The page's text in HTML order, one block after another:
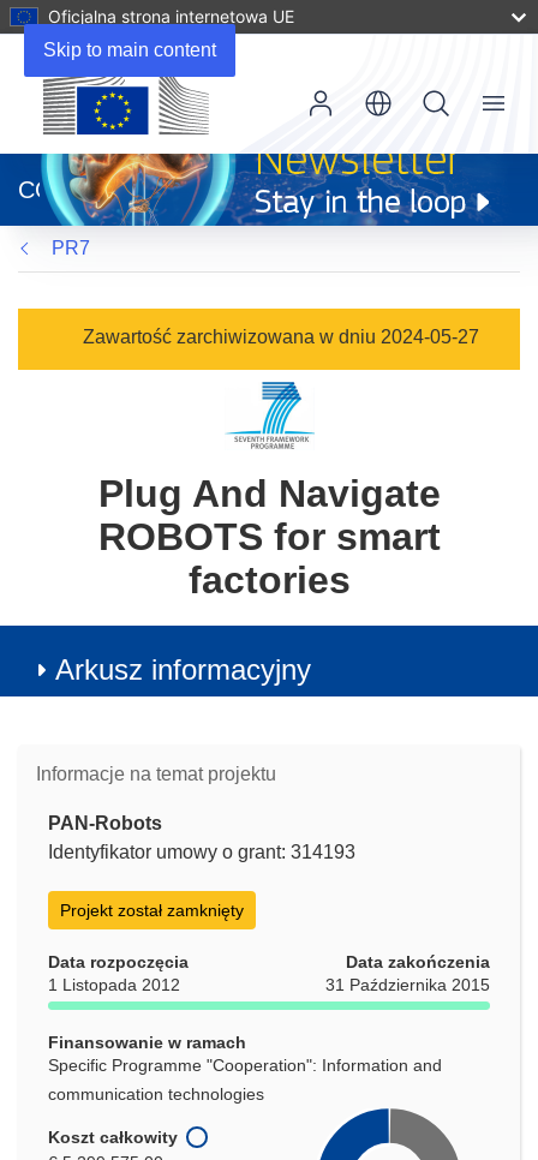
Skip to main content
Oficjalna strona internetowa UE
otworzy
się
w
nowym
oknie)
CORDIS
Menu
PR7
Zawartość zarchiwizowana w dniu 2024-05-27
Plug And Navigate
ROBOTS for smart
factories
Arkusz informacyjny
Informacje na temat projektu
PAN-Robots
Identyfikator umowy o grant: 314193
Projekt został zamknięty
Data rozpoczęcia
1 Listopada 2012
Data zakończenia
31 Października 2015
Finansowanie w ramach
Specific Programme "Cooperation": Information and
communication technologies
Koszt całkowity